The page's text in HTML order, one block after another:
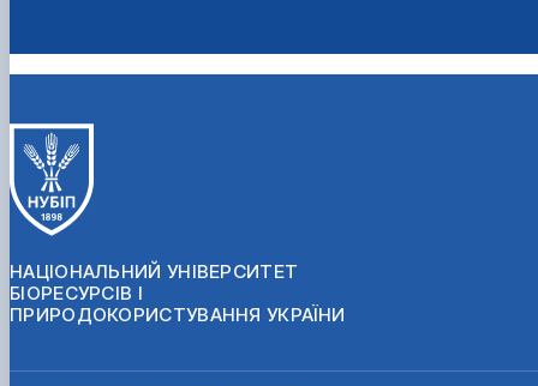
НАЦІОНАЛЬНИЙ УНІВЕРСИТЕТ
БІОРЕСУРСІВ І
ПРИРОДОКОРИСТУВАННЯ УКРАЇНИ